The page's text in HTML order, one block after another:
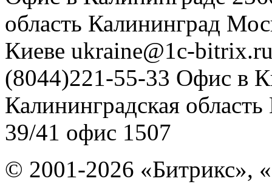
область Калининград
Киеве ukraine@1c-
(8044)221-55-33 Офис в
Калининградская область
39/41 офис 1507
© 2001-2026 «Битрикс»,